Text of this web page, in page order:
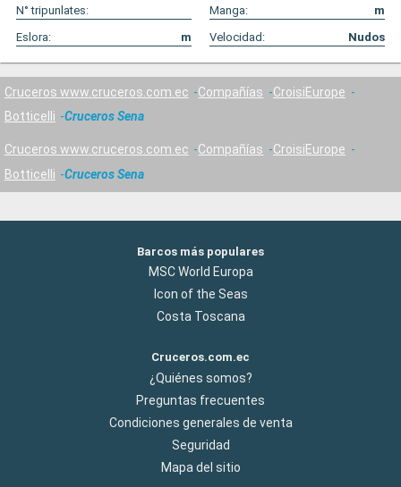
N° tripunlates:
Manga:
m
Eslora:
m Velocidad: Nudos
Cruceros www.cruceros.com.ec Compañías
CroisiEurope
Botticelli
Cruceros Sena
Cruceros www.cruceros.com.ec Compañías
CroisiEurope
Botticelli
Cruceros Sena
Barcos más populares
MSC World Europa
Icon of the Seas
Costa Toscana
Cruceros.com.ec
¿Quiénes somos?
Preguntas frecuentes
Condiciones generales de venta
Seguridad
Mapa del sitio